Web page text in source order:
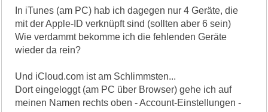
In iTunes (am PC) hab ich dagegen nur 4 Geräte, die
mit der Apple-ID verknüpft sind (sollten aber 6 sein)
Wie verdammt bekomme ich die fehlenden Geräte
wieder da rein?
Und iCloud.com ist am Schlimmsten...
Dort eingeloggt (am PC über Browser) gehe ich auf
meinen Namen rechts oben - Account-Einstellungen -